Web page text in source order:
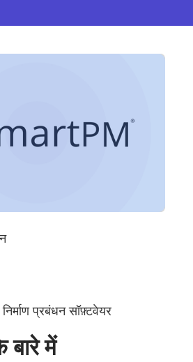
प्रबंधन सॉफ़्टवेयर
बारे में